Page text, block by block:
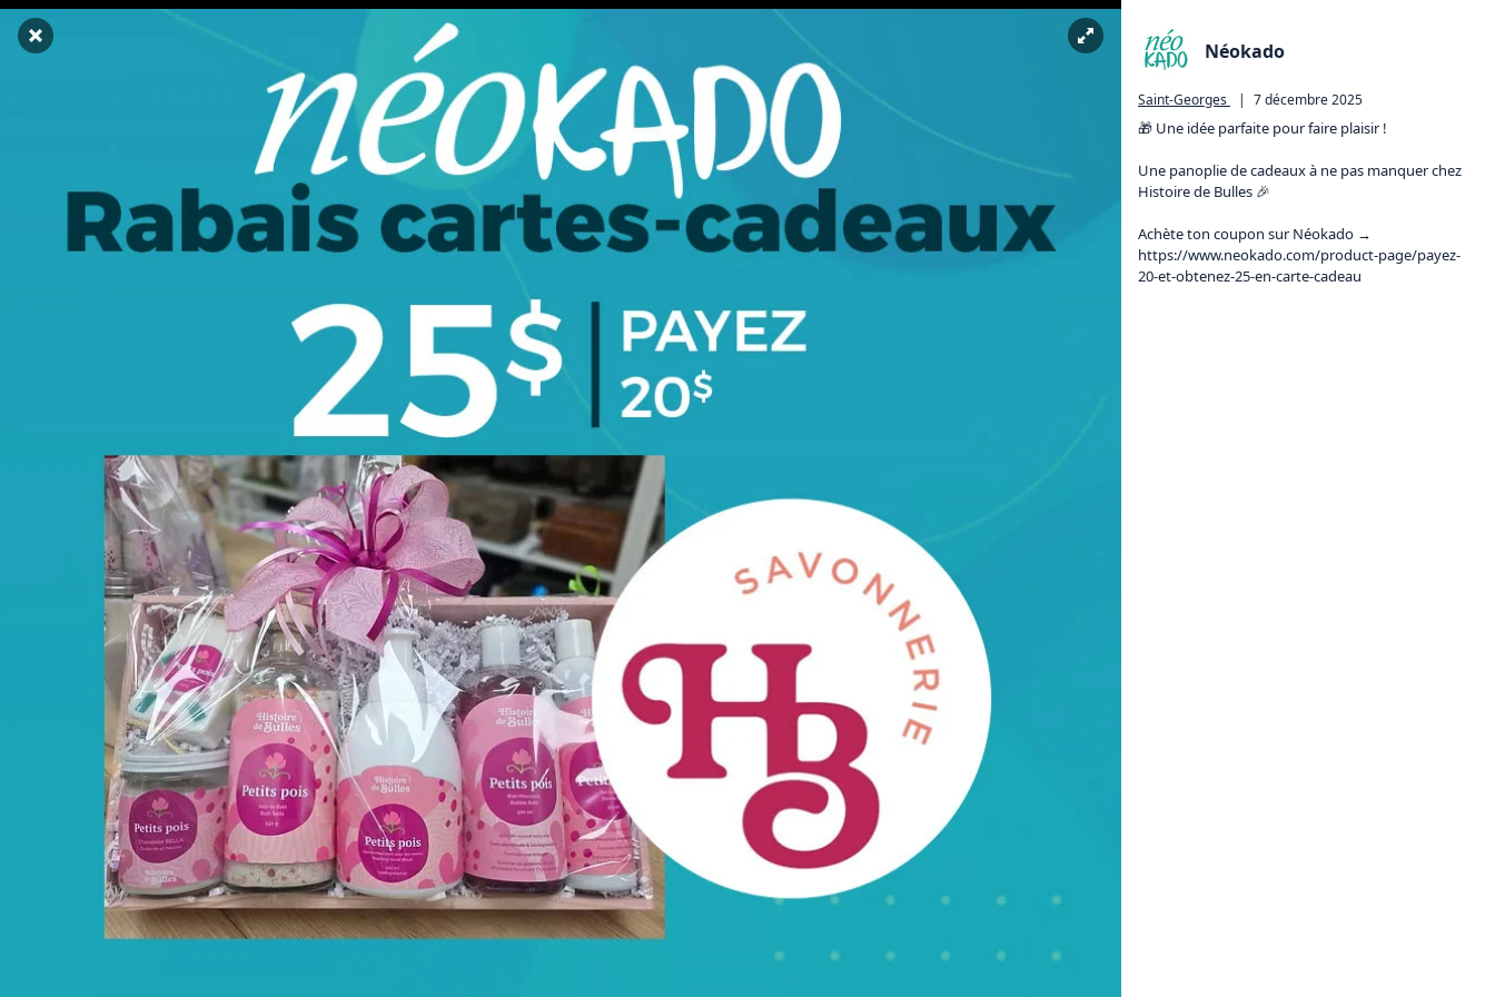
Néokado
Saint-Georges | 7 décembre 2025
🎁 Une idée parfaite pour faire plaisir !
Une panoplie de cadeaux à ne pas manquer chez
Histoire de Bulles 🎉
https://www.neokado.com/product-page/payez-
20-et-obtenez-25-en-carte-cadeau